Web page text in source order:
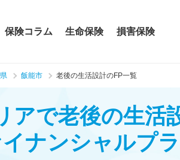
保険コラム 生命保険 損害保険
飯能市 老後の生活設計のFP一覧
アで老後の生活
ナンシャルプ